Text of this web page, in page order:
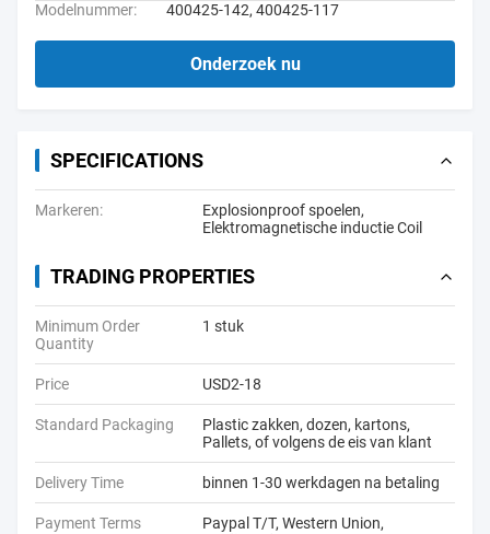
Modelnummer:
400425-142, 400425-117
Onderzoek nu
SPECIFICATIONS
Markeren: Explosionproof spoelen,
Elektromagnetische inductie Coil
TRADING PROPERTIES
Minimum Order
Quantity
1 stuk
Price USD2-18
Standard Packaging
Plastic zakken, dozen, kartons,
Pallets, of volgens de eis van klant
Delivery Time binnen 1-30 werkdagen na betaling
Payment Terms
Paypal T/T, Western Union,